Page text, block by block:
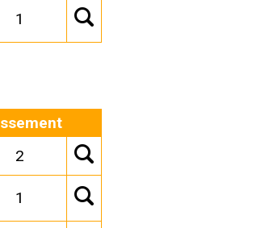
1
2
1